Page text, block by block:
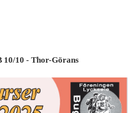
10/10 - Thor-Görans